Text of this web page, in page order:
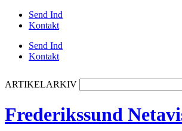
Send Ind
Kontakt
Send Ind
Kontakt
ARTIKELARKIV
Frederikssund